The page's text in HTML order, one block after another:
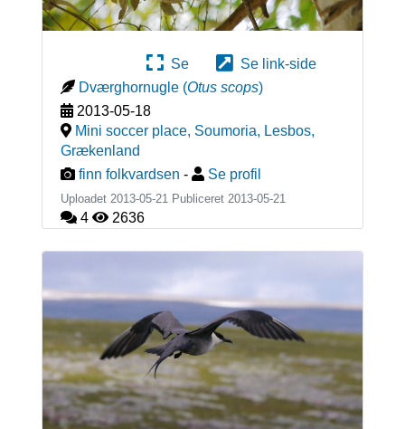
Se
Se link-side
Dværghornugle (Otus scops)
2013-05-18
Mini soccer place, Soumoria, Lesbos,
Grækenland
finn folkvardsen - Se profil
Uploadet 2013-05-21 Publiceret 2013-05-21
4 2636